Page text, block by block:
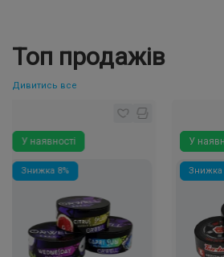
Топ продажів
Дивитись все
У наявності
Знижка 8%
У наявності
Знижка 8%